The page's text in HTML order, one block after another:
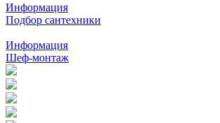
Информация
Подбор сантехники
Информация
Шеф-монтаж